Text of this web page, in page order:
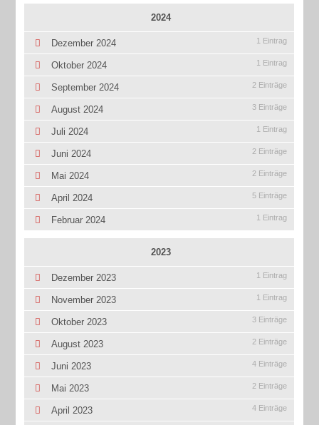
2024
Dezember 2024 1 Eintrag
Oktober 2024 1 Eintrag
September 2024 2 Einträge
August 2024 3 Einträge
Juli 2024 1 Eintrag
Juni 2024 2 Einträge
Mai 2024 2 Einträge
April 2024 5 Einträge
Februar 2024 1 Eintrag
2023
Dezember 2023 1 Eintrag
November 2023 1 Eintrag
Oktober 2023 3 Einträge
August 2023 2 Einträge
Juni 2023 4 Einträge
Mai 2023 2 Einträge
April 2023 4 Einträge